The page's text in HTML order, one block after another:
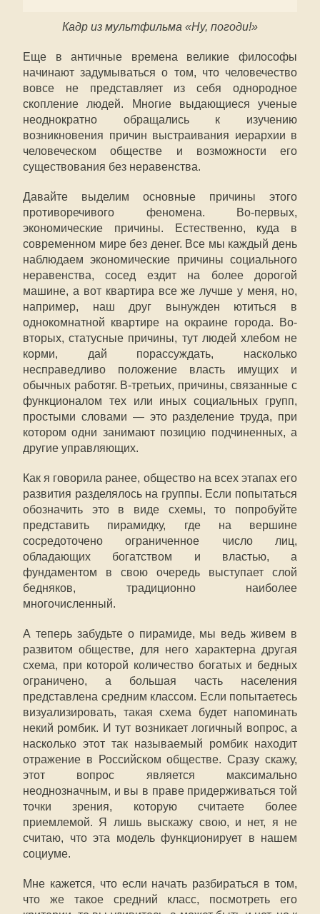
Кадр из мультфильма «Ну, погоди!»
Еще в античные времена великие философы
начинают задумываться о том, что человечество
вовсе не представляет из себя однородное
скопление людей. Многие выдающиеся ученые
неоднократно обращались к изучению
возникновения причин выстраивания иерархии в
человеческом обществе и возможности его
существования без неравенства.
Давайте выделим основные причины этого
противоречивого феномена. Во-первых,
экономические причины. Естественно, куда в
современном мире без денег. Все мы каждый день
наблюдаем экономические причины социального
неравенства, сосед ездит на более дорогой
машине, а вот квартира все же лучше у меня, но,
например, наш друг вынужден ютиться в
однокомнатной квартире на окраине города. Во-
вторых, статусные причины, тут людей хлебом не
корми, дай порассуждать, насколько
несправедливо положение власть имущих и
обычных работяг. В-третьих, причины, связанные с
функционалом тех или иных социальных групп,
простыми словами — это разделение труда, при
котором одни занимают позицию подчиненных, а
другие управляющих.
Как я говорила ранее, общество на всех этапах его
развития разделялось на группы. Если попытаться
обозначить это в виде схемы, то попробуйте
представить пирамидку, где на вершине
сосредоточено ограниченное число лиц,
обладающих богатством и властью, а
фундаментом в свою очередь выступает слой
бедняков, традиционно наиболее
многочисленный.
А теперь забудьте о пирамиде, мы ведь живем в
развитом обществе, для него характерна другая
схема, при которой количество богатых и бедных
ограничено, а большая часть населения
представлена средним классом. Если попытаетесь
визуализировать, такая схема будет напоминать
некий ромбик. И тут возникает логичный вопрос, а
насколько этот так называемый ромбик находит
отражение в Российском обществе. Сразу скажу,
этот вопрос является максимально
неоднозначным, и вы в праве придерживаться той
точки зрения, которую считаете более
приемлемой. Я лишь выскажу свою, и нет, я не
считаю, что эта модель функционирует в нашем
социуме.
Мне кажется, что если начать разбираться в том,
что же такое средний класс, посмотреть его